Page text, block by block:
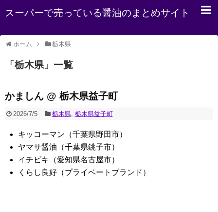
スーパーで売っている醤油のまとめサイト
ホーム 栃木県
「 栃木県 」 一覧
かましん @ 栃木県益子町
2026/7/5 栃木県, 栃木県益子町
キッコーマン（千葉県野田市）
ヤマサ醤油（千葉県銚子市）
イチビキ（愛知県名古屋市）
くらし良好（プライベートブランド）